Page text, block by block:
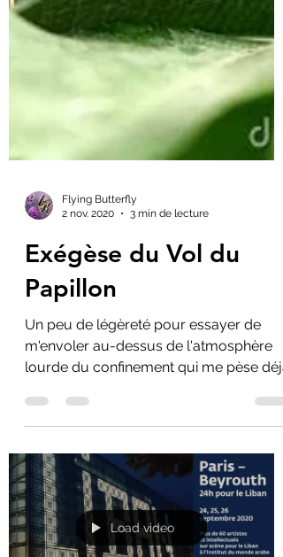
Flying Butterfly
2 nov. 2020
3 min de lecture
Exégèse du Vol du
Papillon
Un peu de légèreté pour essayer de
m'envoler au-dessus de l'atmosphère
lourde du confinement qui me pèse déjà